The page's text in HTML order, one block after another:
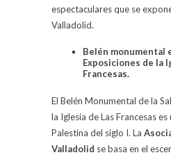
espectaculares que se
Valladolid.
Belén monumental
Exposiciones de la
Francesas.
El Belén Monumental de la
la Iglesia de Las Francesas
Palestina del siglo I. La
Valladolid se basa en el